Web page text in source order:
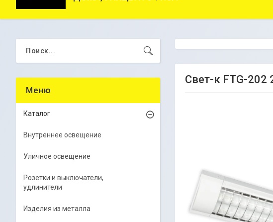
Свет-к FTG-202
Каталог
Внутреннее освещение
Уличное освещение
Розетки и выключатели,
удлинители
Изделия из металла